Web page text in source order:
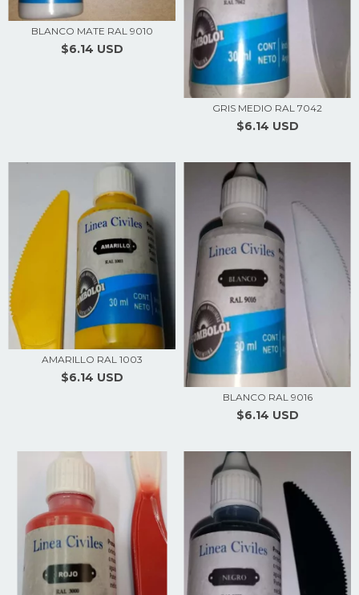
BLANCO MATE RAL 9010
$6.14 USD
GRIS MEDIO RAL 7042
$6.14 USD
AMARILLO RAL 1003
$6.14 USD
BLANCO RAL 9016
$6.14 USD